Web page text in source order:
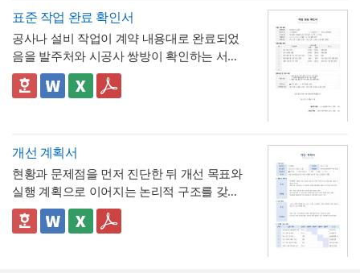
표에 제시된 환산 기준은 1일 8시간(주 40시
간) 근무를 전제로 한 것이므로,소정근로시간
이 다른 사업장이라면 이 기준을 그대로 적용
근로시간이 7시간인 사업장이라면 1시간당
을 기준으로 별도의 환산표를 마련해두는 것
이 정확합니다. 또한 법정 연차휴가는 원칙적
으로 1일 단위 사용이 기본이며, 시간단위 사
용은 법적 의무사항이 아니라 회사가 취업규
칙 등을 통해 자율적으로 도입하는 제도이므
한눈에 확인할 수 있도록 함
2. "급여 지급여부 : 무급(급여 미지급)"이라는
항목을 별도로 명시해, 이 휴직이 유급이 아닌
무급으로 처리되었음을 문서상 명확히 못박
음
3. "회사 내부 규정에 따른 휴직 기준이 적용
되었음을 확인한다"는 문구로, 이 무급휴직이
임의가 아니라 회사의 정식 내부 규정 절차를
거쳐 승인·실시되었음을 명시
4. 확인자(경영지원팀 담당자)의 서명과 회사
직인으로 마무리해, 근로자가 이 문서를 대외
무급휴직 확인서는
히 계산해 기재하는 것이 가장 중요합니다. 휴
직 시작일과 종료일을 실제 승인된 휴직원 내
실제 일수를 정확히 세어 기재해야 이후 급여
표준 작업 완료 확인서
공사나 설비 작업이 계약 내용대로 완료되었
음을 발주처와 시공사 쌍방이 확인하는 서식
입니다. 작업항목별로 계획 수량과 완료 수량
을 나란히 대조하고, 하자 여부와 하자보증기
증할 수 있는 것이 특징입니다.
✅ 계획 대비 완료 수량 검증 및 하자 확인 관
다면 반드시 비고란에 그 사유(예 : 설계 변경,
현장 여건상 수량 조정 등)를 구체적으로 기재
해야 하며, 임의로 수량을 맞춰 기재하는 일이
없도록 해야 합니다. 하자여부를 "하자 없
음"으로 확인하는 경우에도 하자보증기간 내
에 새로운 하자가 발견될 수 있으므로, 이 확
💡 작성 팁
작업 완료 확인서는계획과 완료의 정확한 대
조가 가장 중요 하므로, 현장 실사를 통해 실제
완료된 개소·수량을 정확히 확인한 뒤 계획 수
개선 계획서
현황과 문제점을 먼저 진단한 뒤 개선 목표와
실행 계획으로 이어지는 논리적 구조를 갖춘
업무 개선 보고서입니다. 개선분야를 IT·전산,
업무 프로세스, 안전, 품질 등으로 체크박스
👔 이 서식의 구성 특징